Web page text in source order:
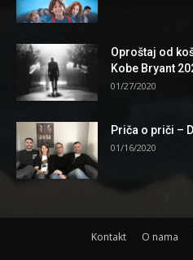
Oproštaj od
Kobe Bryant
01/27/2020
Priča o priči –
01/16/2020
Kontakt O nama